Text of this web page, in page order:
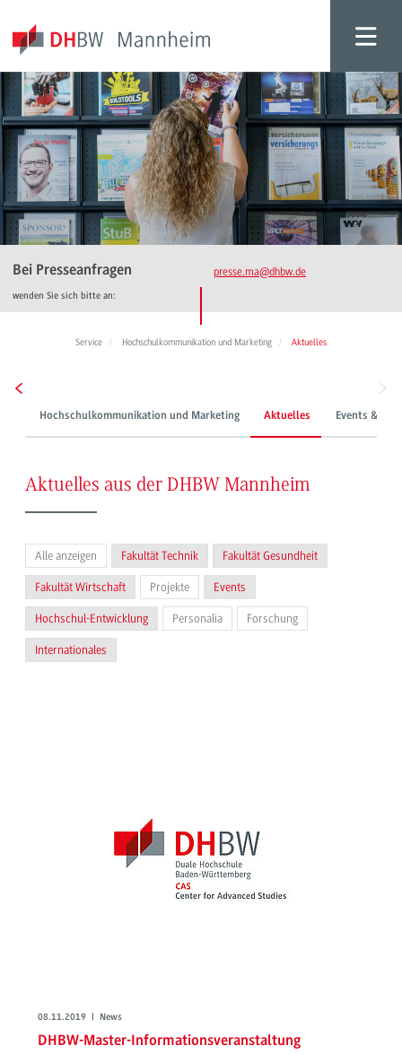
Bei Presseanfragen
wenden Sie sich bitte an:
presse.ma@dhbw.de
Service Hochschulkommunikation und Marketing Aktuelles
Hochschulkommunikation und Marketing Aktuelles Events &
Aktuelles aus der DHBW Mannheim
Alle anzeigen Fakultät Technik Fakultät Gesundheit
Fakultät Wirtschaft Projekte Events
Hochschul-Entwicklung Personalia Forschung
Internationales
08.11.2019 | News
DHBW-Master-Informationsveranstaltung